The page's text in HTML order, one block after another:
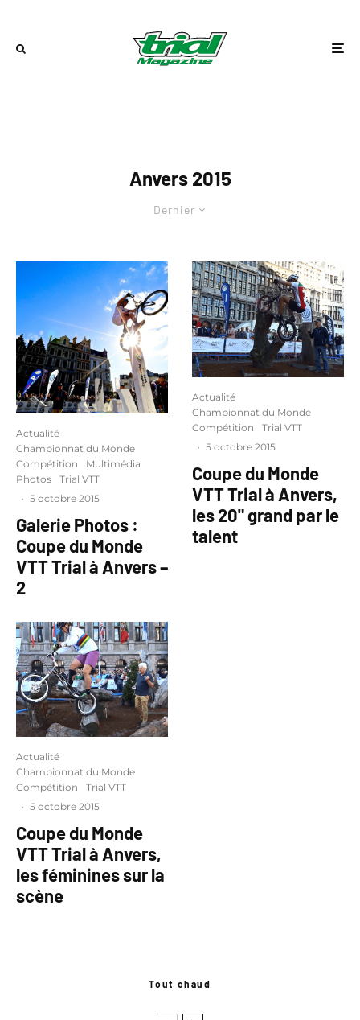
Anvers 2015
Dernier
Actualité
Championnat du Monde
Compétition
Multimédia
Photos
Trial VTT
· 5 octobre 2015
Galerie Photos :
Coupe du Monde
VTT Trial à Anvers –
2
Actualité
Championnat du Monde
Compétition
Trial VTT
· 5 octobre 2015
Coupe du Monde
VTT Trial à Anvers,
les féminines sur la
scène
Actualité
Championnat du Monde
Compétition
Trial VTT
· 5 octobre 2015
Coupe du Monde
VTT Trial à Anvers,
les 20" grand par le
talent
Tout chaud